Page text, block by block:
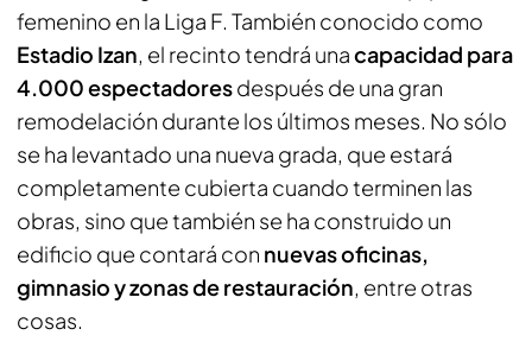
femenino en la Liga F. También conocido como
Estadio Izan, el recinto tendrá unacapacidad para
4.000 espectadoresdespués de una gran
remodelación durante los últimos meses. No sólo
se ha levantado una nueva grada, que estará
completamente cubierta cuando terminen las
obras, sino que también se ha construido un
edificio que contará con nuevas oficinas,
gimnasio y zonas de restauración, entre otras
cosas.